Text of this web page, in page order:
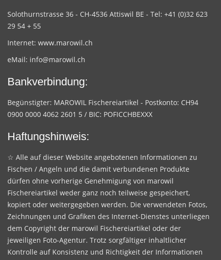
Solothurnstrasse 36 - CH-4536 Attiswil BE - Tel: +41 (0)32 623
29 54 + 55
Internet: www.marowil.ch
eMail: info@marowil.ch
Bankverbindung:
Begünstigter: MAROWIL Fischereiartikel - Postkonto: CH94
0900 0000 4062 2601 5 / BIC: POFICCHBEXXX
Haftungshinweis:
☆ Alle auf dieser Website angebotenen Informationen zu
Fischen / Angeln und die damit verbundenen Produkte
dürfen ohne vorherige Genehmigung von marowil
Fischereiartikel weder ganz noch teilweise gespeichert,
kopiert oder weitergegeben werden. Die verwendeten Fotos,
Zeichnungen und Grafiken des Internet-Dienstes unterliegen
dem Copyright der marowil Fischereiartikel oder der
jeweiligen Foto-Agentur. Trotz sorgfältiger inhaltlicher
Kontrolle auf Konsistenz und Richtigkeit der Informationen